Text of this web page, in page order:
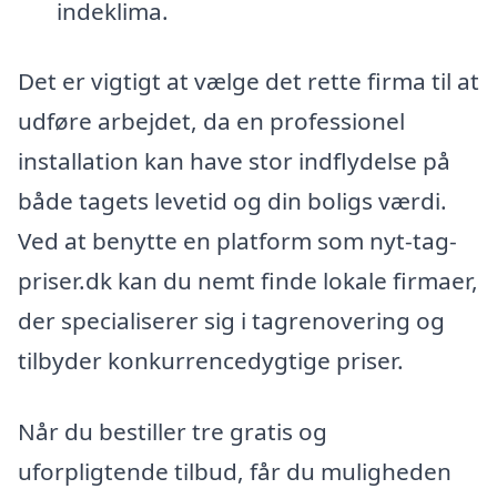
indeklima.
Det er vigtigt at vælge det rette firma til at
udføre arbejdet, da en professionel
installation kan have stor indflydelse på
både tagets levetid og din boligs værdi.
Ved at benytte en platform som nyt-tag-
priser.dk kan du nemt finde lokale firmaer,
der specialiserer sig i tagrenovering og
tilbyder konkurrencedygtige priser.
Når du bestiller tre gratis og
uforpligtende tilbud, får du muligheden